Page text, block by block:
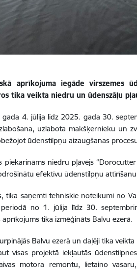
aprīkojuma iegāde virszemes
tika veikta niedru un ūdenszāļu
4. jūlija līdz 2025. gada 30.
uzlabota makšķernieku un
ūdenstilpņu aizaugšanas
piekarināms niedru pļāvējs
efektīvu ūdenstilpņu
tika saņemti tehniskie noteikumi no
no 1. jūlija līdz 30.
tika izmēģināts Balvu ezerā.
Balvu ezerā un daļēji tika
visas projektā iekļautās
motora remontu, lietaino